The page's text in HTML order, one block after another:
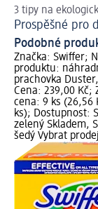
3 tipy na
Prospěšné pro
Podobné
Značka: Swiffer;
produktu:
prachovka
Cena: 239,00 Kč;
cena: 9 ks (26,56
ks); Dostupnost:
zelený Skladem,
šedý Vybrat